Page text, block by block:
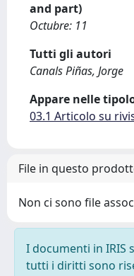
and part)
Octubre: 11
Tutti gli autori
Canals Piñas, Jorge
Appare nelle
03.1 Articolo su
File in questo
Non ci sono file
I documenti in IRIS
tutti i diritti sono